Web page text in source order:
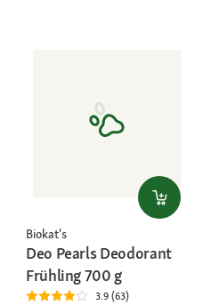
Biokat's
Deo Pearls Deodorant
Frühling 700 g
3.9 (63)